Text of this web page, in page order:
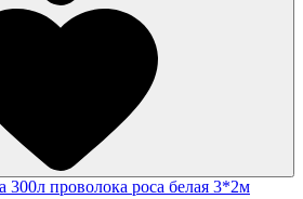
300л проволока роса белая 3*2м